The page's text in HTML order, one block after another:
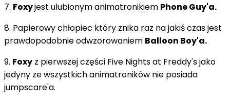
7. Foxyjest ulubionym animatronikiem Phone Guy'a.
8. Papierowy chłopiec który znika raz na jakiś czas jest
prawdopodobnie odwzorowaniem Balloon Boy'a.
9. Foxy z pierwszej części Five Nights at Freddy's jako
jedyny ze wszystkich animatroników nie posiada
jumpscare'a.